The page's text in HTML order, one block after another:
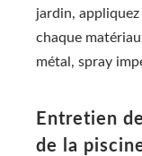
jardin,
chaque
métal, spray
Entretien
de la